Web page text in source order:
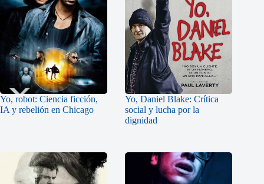
Yo, robot: Ciencia ficción,
IA y rebelión en Chicago
Yo, Daniel Blake: Crítica
social y lucha por la
dignidad